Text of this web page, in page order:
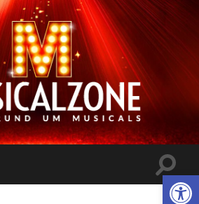
Musicalzone.de
ein-/